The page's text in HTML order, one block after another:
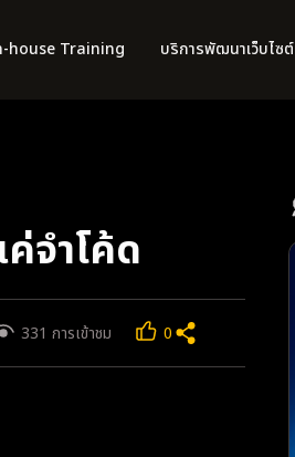
house Training บริการพัฒนาเว็บไซต์
จำโค้ด
331 การเข้าชม 0